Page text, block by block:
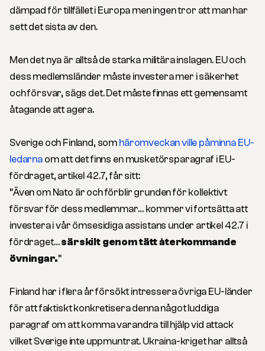
dämpad för tillfället i Europa men ingen tror att man har
sett det sista av den.
Men det nya är alltså de starka militära inslagen. EU och
dess medlemsländer måste investera mer i säkerhet
och försvar, sägs det. Det måste finnas ett gemensamt
åtagande att agera.
Sverige och Finland, som häromveckan ville påminna EU-
ledarna om att det finns en musketörsparagraf i EU-
fördraget, artikel 42.7, får sitt:
”Även om Nato är och förblir grunden för kollektivt
försvar för dess medlemmar… kommer vi fortsätta att
investera i vår ömsesidiga assistans under artikel 42.7 i
fördraget…särskilt genom tätt återkommande
övningar.”
Finland har i flera år försökt intressera övriga EU-länder
för att faktiskt konkretisera denna något luddiga
paragraf om att komma varandra till hjälp vid attack
vilket Sverige inte uppmuntrat. Ukraina-kriget har alltså